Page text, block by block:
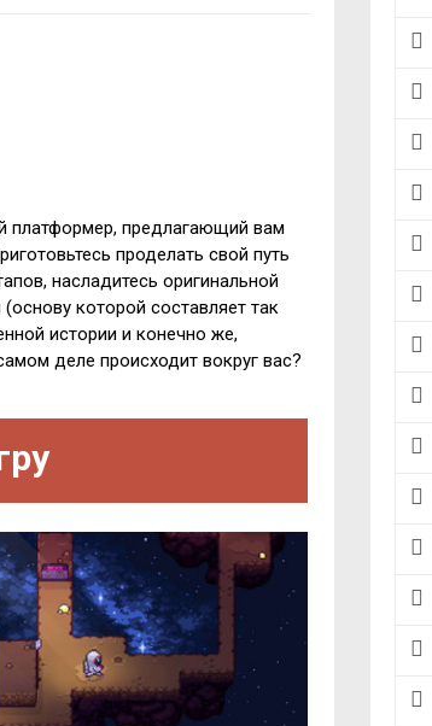
платформер, предлагающий вам
проделать свой путь
насладитесь оригинальной
которой составляет так
истории и конечно же,
деле происходит вокруг вас?